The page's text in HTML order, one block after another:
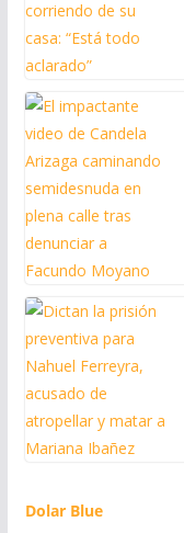
Dolar Blue